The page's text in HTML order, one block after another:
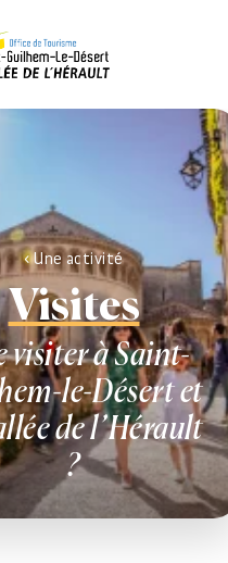
Une activité
Visites
visiter à Saint-
le-Désert et
de l’Hérault
?